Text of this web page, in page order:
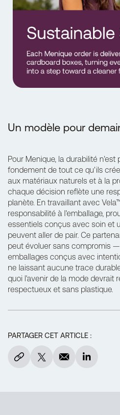
Un modèle pour
Pour Menique, la durabilité n'est
fondement de tout ce qu'ils
aux matériaux naturels et à la
chaque décision reflète une
planète. En travaillant avec
responsabilité à l'emballage,
essentiels conçus avec soin et
peuvent aller de pair. Ce
peut évoluer sans compromis
emballages conçus avec
ne laissant aucune trace
quoi l'avenir de la mode devrait
respectueux et sans plastique.
PARTAGER CET ARTICLE :